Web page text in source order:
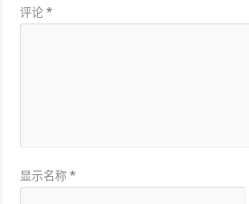
评论*
显示名称*